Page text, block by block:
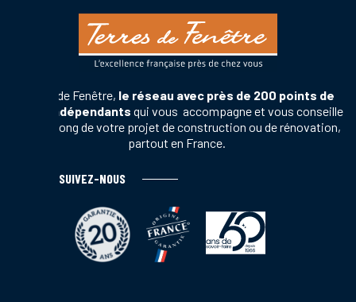
Terres de Fenêtre, le réseau avec près de 200 points de
vente indépendants qui vous accompagne et vous conseille
tout au long de votre projet de construction ou de rénovation,
partout en France.
SUIVEZ-NOUS